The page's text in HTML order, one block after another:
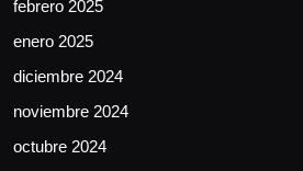
febrero 2025
enero 2025
diciembre 2024
noviembre 2024
octubre 2024